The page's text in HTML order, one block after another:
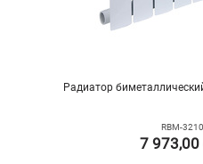
Радиатор
RBM-
7